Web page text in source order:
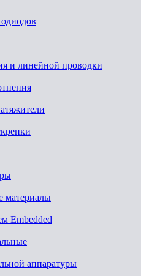
и линейной проводки
материалы
Embedded
аппаратуры